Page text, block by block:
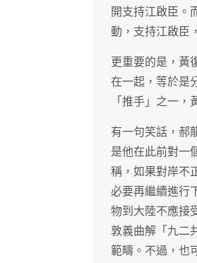
開支持江啟臣。
動，支持江啟臣
更重要的是，黃
在一起，等於是
「推手」之一
有一句笑話，郝
是他在此前對一
稱，如果對岸不
必要再繼續進行
物到大陸不應接
敦義曲解「九二
範疇。不過，也